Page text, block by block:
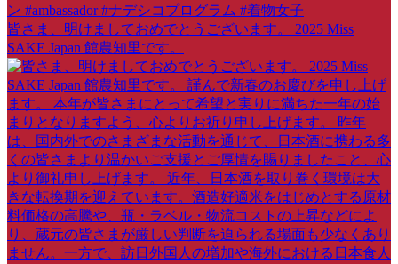
皆さま、明けましておめでとうございます。 2025 Miss
SAKE Japan 館農知里です。